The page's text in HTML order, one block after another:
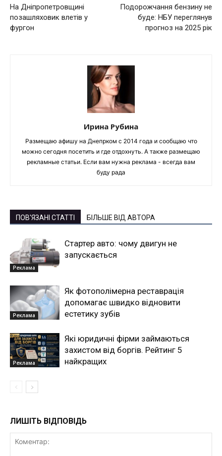
На Дніпропетровщині
позашляховик влетів у
фургон
Подорожчання бензину не
буде: НБУ переглянув
прогноз на 2025 рік
Ирина Рубина
Размещаю афишу на Днепрком с 2014 года и сообщаю что
можно сегодня посетить и где отдохнуть. А также размещаю
рекламные статьи. Если вам нужна реклама - всегда вам
буду рада
ПОВ'ЯЗАНІ СТАТТІ БІЛЬШЕ ВІД АВТОРА
Реклама
Стартер авто: чому двигун не
запускається
Реклама
Як фотополімерна реставрація
допомагає швидко відновити
естетику зубів
Реклама
Які юридичні фірми займаються
захистом від боргів. Рейтинг 5
найкращих
ЛИШІТЬ ВІДПОВІДЬ